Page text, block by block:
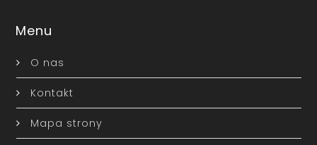
Menu
O nas
Kontakt
Mapa strony